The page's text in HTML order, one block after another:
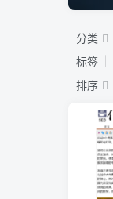
分类
标签
排序